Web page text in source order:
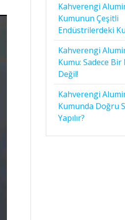
Kahverengi
Kumunun Çeşitli
Endüstrilerdeki
Kahverengi
Kumu: Sadece Bir
Değil!
Kahverengi
Kumunda Doğru
Yapılır?